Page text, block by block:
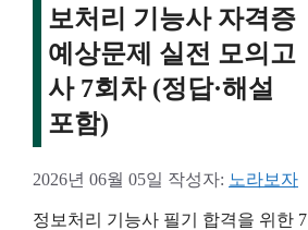
보처리 기능사 자격증
예상문제 실전 모의고
사 7회차 (정답·해설
포함)
2026년 06월 05일 작성자: 노라보자
정보처리 기능사 필기 합격을 위한 7